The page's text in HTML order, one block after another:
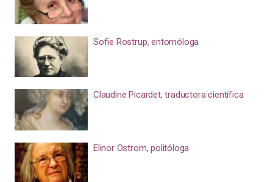
Sofie Rostrup, entomóloga
Claudine Picardet, traductora científica
Elinor Ostrom, politóloga